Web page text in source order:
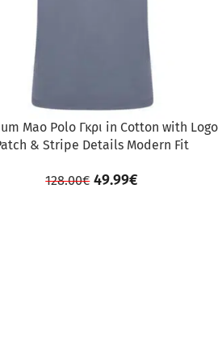
Mao Polo Γκρι in Cotton with Logo
& Stripe Details Modern Fit
128.00€ 49.99€